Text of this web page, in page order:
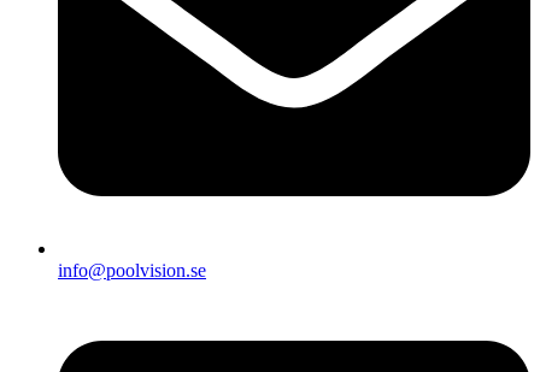
info@poolvision.se